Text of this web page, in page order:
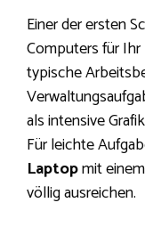
Einer der ersten
Computers für
typische
als intensive
Für leichte
Laptopmit einem
völlig ausreichen.